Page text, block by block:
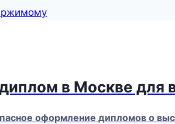
в Москве для
оформление дипломов о